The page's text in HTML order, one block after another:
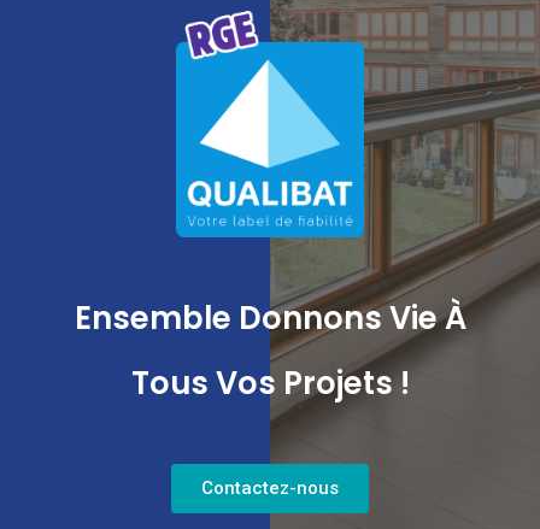
Ensemble Donnons Vie À
Tous Vos Projets !
Contactez-nous